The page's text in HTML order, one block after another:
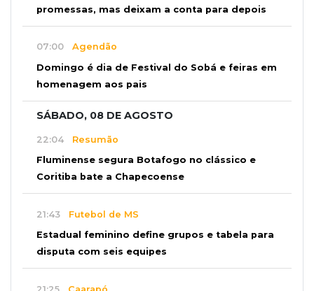
promessas, mas deixam a conta para depois
07:00 Agendão
Domingo é dia de Festival do Sobá e feiras em
homenagem aos pais
SÁBADO, 08 DE AGOSTO
22:04 Resumão
Fluminense segura Botafogo no clássico e
Coritiba bate a Chapecoense
21:43 Futebol de MS
Estadual feminino define grupos e tabela para
disputa com seis equipes